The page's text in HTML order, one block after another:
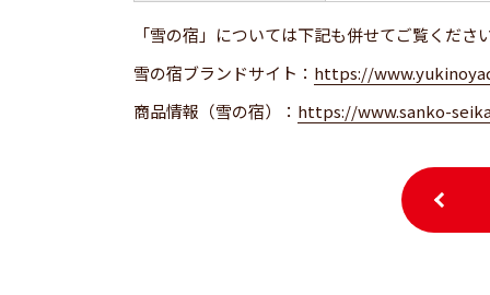
「雪の宿」については下記も併せてご覧くださ
雪の宿ブランドサイト： https://
商品情報（雪の宿）： https://www.sanko-